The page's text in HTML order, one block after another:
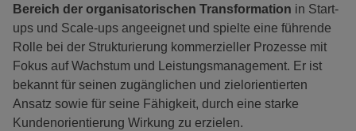
Bereich der organisatorischen Transformation in Start-
ups und Scale-ups angeeignet und spielte eine führende
Rolle bei der Strukturierung kommerzieller Prozesse mit
Fokus auf Wachstum und Leistungsmanagement. Er ist
bekannt für seinen zugänglichen und zielorientierten
Ansatz sowie für seine Fähigkeit, durch eine starke
Kundenorientierung Wirkung zu erzielen.